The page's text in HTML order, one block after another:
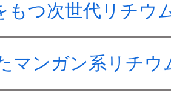
つ次世代リチウ
マンガン系リチ